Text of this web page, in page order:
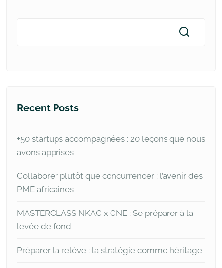
Recent Posts
+50 startups accompagnées : 20 leçons que nous
avons apprises
Collaborer plutôt que concurrencer : l’avenir des
PME africaines
MASTERCLASS NKAC x CNE : Se préparer à la
levée de fond
Préparer la relève : la stratégie comme héritage